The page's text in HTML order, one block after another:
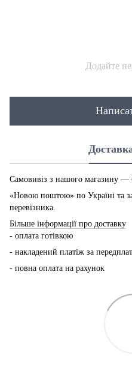
Додайте
Самовивіз з нашого магазину —
«Новою поштою» по Україні та
перевізника.
Більше інформації про доставку
- оплата готівкою
- накладений платіж за
- повна оплата на рахунок